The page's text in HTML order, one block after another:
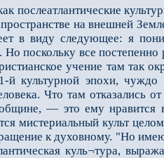
послеатлантические
на внешней
в виду следующее: я
поскольку все постепенно
учение там так
й культурной эпохи,
Что там
— это ему нравится
мистериальный культ
к духовному. "Но
куль¬тура,